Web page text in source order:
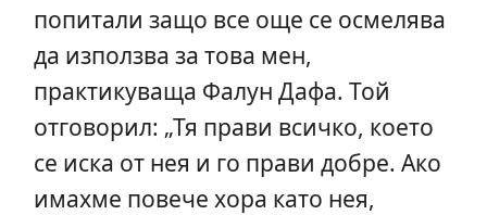
попитали защо все още се осмелява
да използва за това мен,
практикуваща Фалун Дафа. Той
отговорил: „Тя прави всичко, което
се иска от нея и го прави добре. Ако
имахме повече хора като нея,